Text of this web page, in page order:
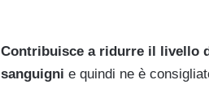
Contribuisce a ridurre il livello
sanguigni e quindi ne è